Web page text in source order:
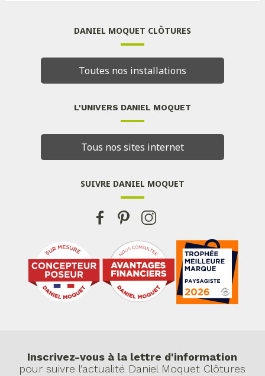
DANIEL MOQUET CLÔTURES
Toutes nos installations
L'UNIVERS DANIEL MOQUET
Tous nos sites internet
SUIVRE DANIEL MOQUET
Inscrivez-vous à la lettre d'information
pour suivre l’actualité Daniel Moquet Clôtures